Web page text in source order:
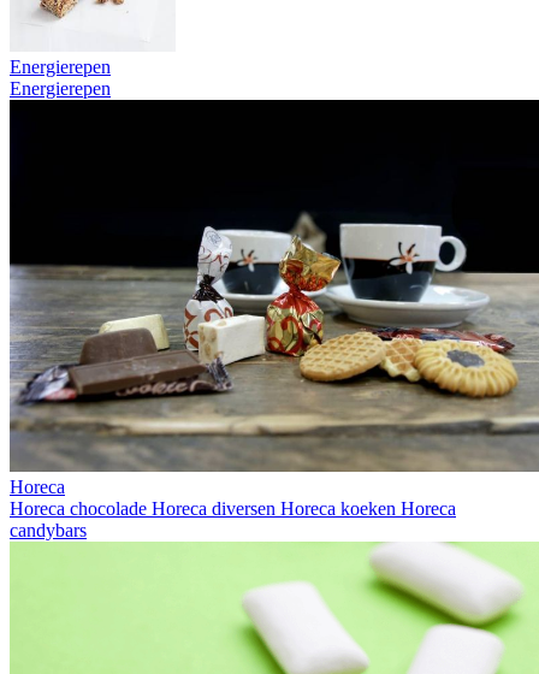
Energierepen
Energierepen
Horeca
Horeca chocolade Horeca diversen Horeca koeken Horeca
candybars